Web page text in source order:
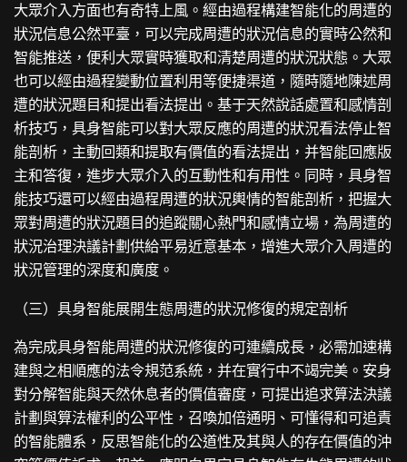
大眾介入方面也有奇特上風。經由過程構建智能化的周遭的
狀況信息公然平臺，可以完成周遭的狀況信息的實時公然和
智能推送，便利大眾實時獲取和清楚周遭的狀況狀態。大眾
也可以經由過程變動位置利用等便捷渠道，隨時隨地陳述周
遭的狀況題目和提出看法提出。基于天然說話處置和感情剖
析技巧，具身智能可以對大眾反應的周遭的狀況看法停止智
能剖析，主動回類和提取有價值的看法提出，并智能回應版
主和答復，進步大眾介入的互動性和有用性。同時，具身智
能技巧還可以經由過程周遭的狀況輿情的智能剖析，把握大
眾對周遭的狀況題目的追蹤關心熱門和感情立場，為周遭的
狀況治理決議計劃供給平易近意基本，增進大眾介入周遭的
狀況管理的深度和廣度。
（三）具身智能展開生態周遭的狀況修復的規定剖析
為完成具身智能周遭的狀況修復的可連續成長，必需加速構
建與之相順應的法令規范系統，并在實行中不竭完美。安身
對分解智能與天然休息者的價值審度，可提出追求算法決議
計劃與算法權利的公平性，召喚加倍通明、可懂得和可追責
的智能體系，反思智能化的公道性及其與人的存在價值的沖